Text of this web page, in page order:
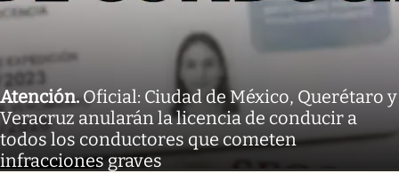
Atención.Oficial: Ciudad de México, Querétaro y
Veracruz anularán la licencia de conducir a
todos los conductores que cometen
infracciones graves